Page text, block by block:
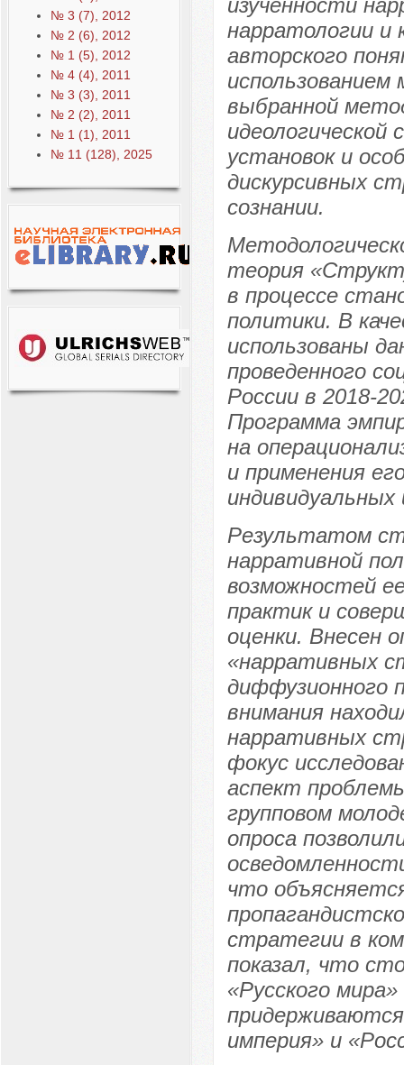
№ 3 (7), 2012
№ 2 (6), 2012
№ 1 (5), 2012
№ 4 (4), 2011
№ 3 (3), 2011
№ 2 (2), 2011
№ 1 (1), 2011
№ 11 (128), 2025
изученности
нарратологии и
авторского
выбранной
идеологической
установок и
дискурсивных
сознании.
теория
в процессе
политики. В
использованы
проведенного
России в 2018-
Программа
на
и применения
Результатом
нарративной
возможностей
практик и
оценки. Внесен
«нарративных
диффузионного
внимания
нарративных
фокус
аспект
групповом
опроса
что
стратегии в
показал, что
«Русского
империя» и